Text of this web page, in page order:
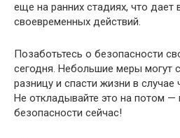
еще на ранних стадиях, что дает
своевременных действий.
Позаботьтесь о безопасности
сегодня. Небольшие меры могут
разницу и спасти жизни в случае
Не откладывайте это на потом —
безопасности сейчас!